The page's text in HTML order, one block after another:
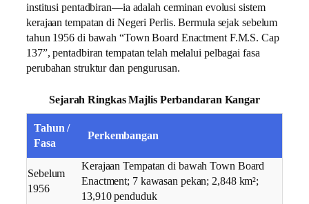
institusi pentadbiran—ia adalah cerminan evolusi sistem
kerajaan tempatan di Negeri Perlis. Bermula sejak sebelum
tahun 1956 di bawah “Town Board Enactment F.M.S. Cap
137”, pentadbiran tempatan telah melalui pelbagai fasa
perubahan struktur dan pengurusan.
Sejarah Ringkas Majlis Perbandaran Kangar
Tahun /
Fasa
Perkembangan
Sebelum
1956
Kerajaan Tempatan di bawah Town Board
Enactment; 7 kawasan pekan; 2,848 km²;
13,910 penduduk